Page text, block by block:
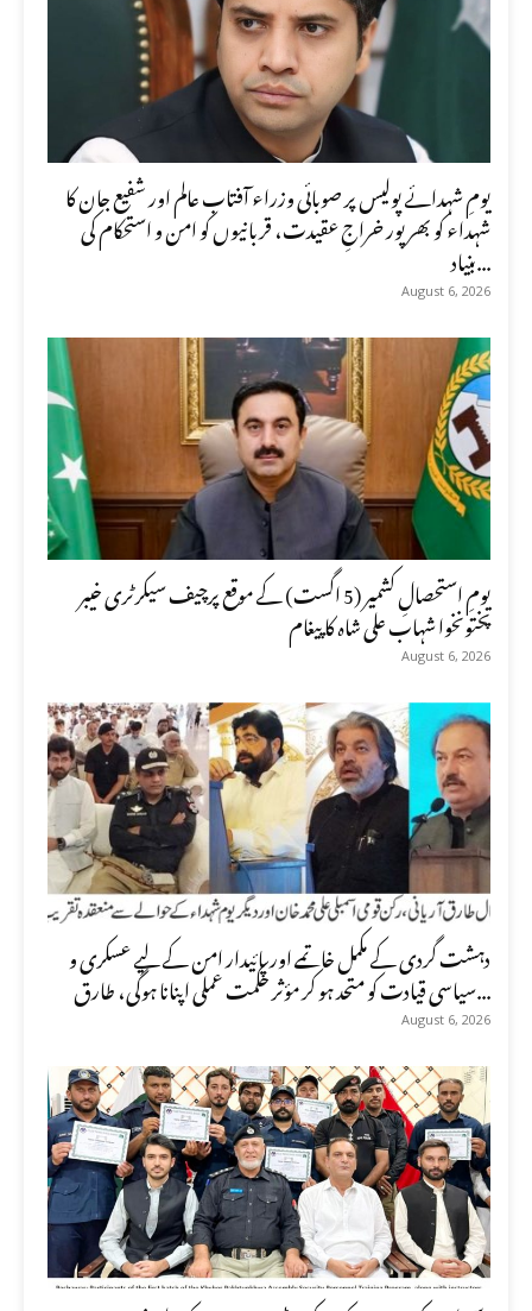
یومِ شہدائے پولیس پر صوبائی وزراء آفتاب عالم اور شفیع جان کا
شہداء کو بھرپور خراجِ عقیدت، قربانیوں کو امن و استحکام کی
بنیاد...
August 6, 2026
یومِ استحصالِ کشمیر (5 اگست) کے موقع پرچیف سیکرٹری خیبر
پختونخوا شہاب علی شاہ کا پیغام
August 6, 2026
دہشت گردی کے مکمل خاتمے اور پائیدار امن کے لیے عسکری و
سیاسی قیادت کو متحد ہو کر مؤثر حکمت عملی اپنانا ہوگی، طارق...
August 6, 2026